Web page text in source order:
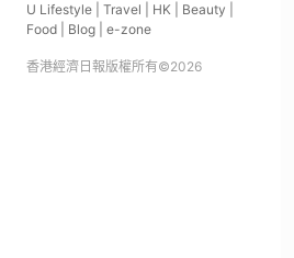
U Lifestyle Travel HK Beauty
Food
Blog e-zone
香港經濟日報版權所有©2026